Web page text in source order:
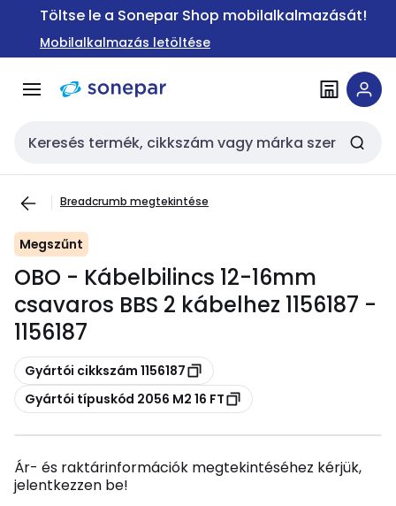
Ugrás a
Ugrás a
tartalomra
Töltse le a Sonepar Shop mobilalkalmazását!
Mobilalkalmazás letöltése
Keresési bemenet
Breadcrumb megtekintése
Megszűnt
OBO - Kábelbilincs 12-16mm
csavaros BBS 2 kábelhez 1156187 -
1156187
Másolás
Gyártói cikkszám 1156187
Másolás
Gyártói típuskód 2056 M2 16 FT
Ár- és raktárinformációk megtekintéséhez kérjük,
jelentkezzen be!